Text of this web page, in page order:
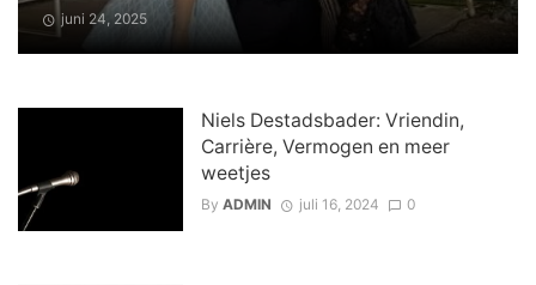
juni 24, 2025
Niels Destadsbader: Vriendin,
Carrière, Vermogen en meer
weetjes
By ADMIN juli 16, 2024 0